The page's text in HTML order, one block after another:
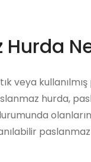
veya
hurda,